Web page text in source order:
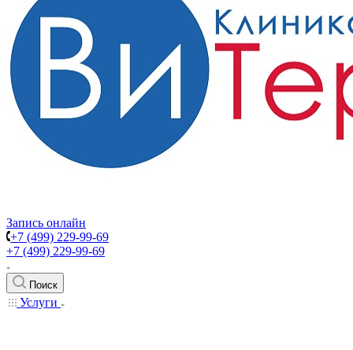
Запись онлайн
+7 (499) 229-99-69
+7 (499) 229-99-69
Поиск
Услуги